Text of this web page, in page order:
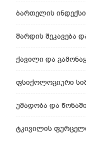
ბართელის ინდექსი
შარდის შეკავება
ქავილი და
ფსიქოლოგიური
უმადობა და
ტკივილის